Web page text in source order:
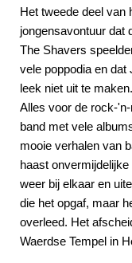
Het tweede deel van
jongensavontuur dat
The Shavers
vele poppodia en
leek niet uit te
Alles voor de rock-
band met vele
mooie verhalen van
haast
weer bij elkaar en
die het opgaf, maar
overleed. Het
Waerdse Tempel in